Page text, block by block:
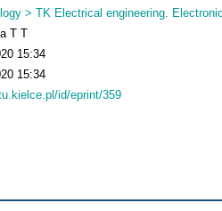
> TK Electrical engineering.
T T
15:34
15:34
id/eprint/359